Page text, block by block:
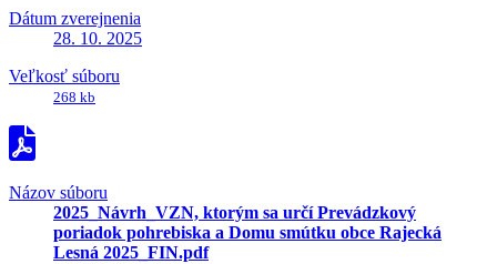
Dátum zverejnenia
28. 10. 2025
Veľkosť súboru
268 kb
Názov súboru
2025_Návrh_VZN, ktorým sa určí Prevádzkový
poriadok pohrebiska a Domu smútku obce Rajecká
Lesná 2025_FIN.pdf